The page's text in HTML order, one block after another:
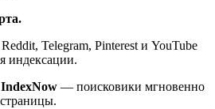
Telegram, Pinterest и YouTube
индексации.
IndexNow — поисковики мгновенно